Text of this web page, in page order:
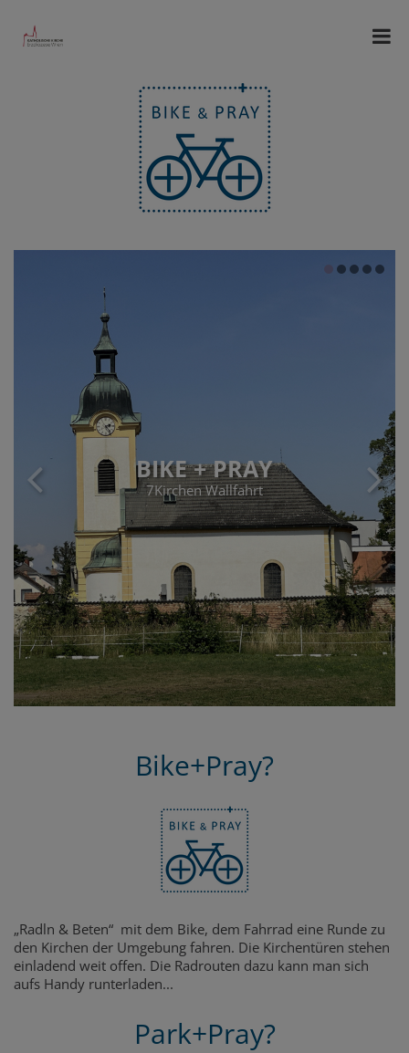
BIKE + PRAY
7Kirchen Wallfahrt
Bike+Pray?
„Radln & Beten“ mit dem Bike, dem Fahrrad eine Runde zu
den Kirchen der Umgebung fahren. Die Kirchentüren stehen
einladend weit offen. Die Radrouten dazu kann man sich
aufs Handy runterladen...
Park+Pray?